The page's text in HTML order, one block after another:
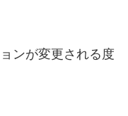
ンが変更される度